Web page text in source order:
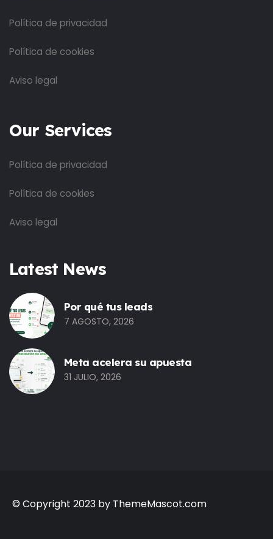
Política de privacidad
Política de cookies
Aviso legal
Our Services
Política de privacidad
Política de cookies
Aviso legal
Latest News
Por qué tus leads
7 AGOSTO, 2026
Meta acelera su apuesta
31 JULIO, 2026
© Copyright 2023 by ThemeMascot.com